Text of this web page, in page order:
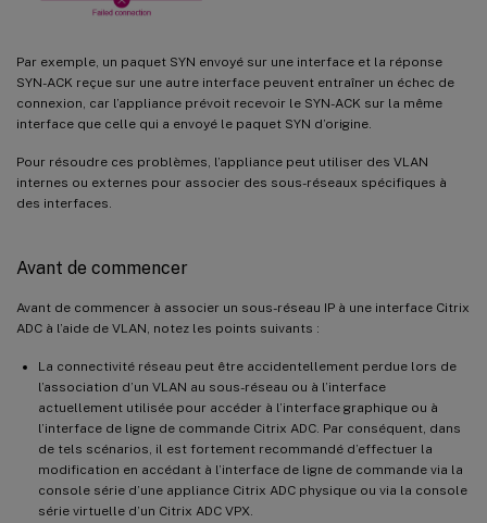
Par exemple, un paquet SYN envoyé sur une interface et la réponse
SYN-ACK reçue sur une autre interface peuvent entraîner un échec de
connexion, car l’appliance prévoit recevoir le SYN-ACK sur la même
interface que celle qui a envoyé le paquet SYN d’origine.
Pour résoudre ces problèmes, l’appliance peut utiliser des VLAN
internes ou externes pour associer des sous-réseaux spécifiques à
des interfaces.
Avant de commencer
Avant de commencer à associer un sous-réseau IP à une interface Citrix
ADC à l’aide de VLAN, notez les points suivants :
La connectivité réseau peut être accidentellement perdue lors de
l’association d’un VLAN au sous-réseau ou à l’interface
actuellement utilisée pour accéder à l’interface graphique ou à
l’interface de ligne de commande Citrix ADC. Par conséquent, dans
de tels scénarios, il est fortement recommandé d’effectuer la
modification en accédant à l’interface de ligne de commande via la
console série d’une appliance Citrix ADC physique ou via la console
série virtuelle d’un Citrix ADC VPX.